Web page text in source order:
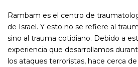
Rambam es el centro de
de Israel. Y esto no se refiere al
sino al trauma cotidiano. Debido a
experiencia que desarrollamos
los ataques terroristas, hace cerca